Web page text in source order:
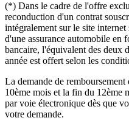
(*) Dans le cadre de l'offre
reconduction d'un contrat
intégralement sur le site
d'une assurance automobile en
bancaire, l'équivalent des deux
année est offert selon les
La demande de
10ème mois et la fin du 12ème
par voie électronique dès que
votre demande.